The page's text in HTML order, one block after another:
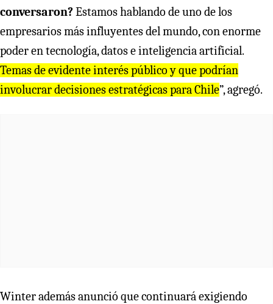
conversaron? Estamos hablando de uno de los
empresarios más influyentes del mundo, con enorme
poder en tecnología, datos e inteligencia artificial.
Temas de evidente interés público y que podrían
involucrar decisiones estratégicas para Chile”, agregó.
Winter además anunció que continuará exigiendo